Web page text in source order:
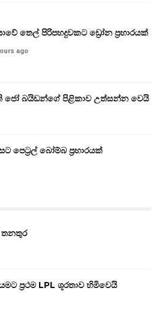
තෙල් පිරිපහදුවකට ඩ්‍රෝන ප්‍රහාරයක්
ago
ජෝ බයිඩන්ගේ පිළිකාව උත්සන්න වෙයි
පෙට්‍රල් බෝම්බ ප්‍රහාරයක්
ප්‍රථම LPL ශූරතාව හිමිවෙයි